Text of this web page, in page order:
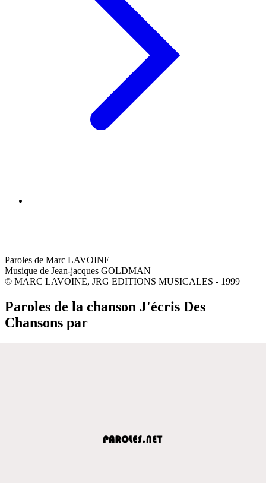
Paroles de Marc LAVOINE
Musique de Jean-jacques GOLDMAN
© MARC LAVOINE, JRG EDITIONS MUSICALES - 1999
Paroles de la chanson J'écris Des
Chansons par